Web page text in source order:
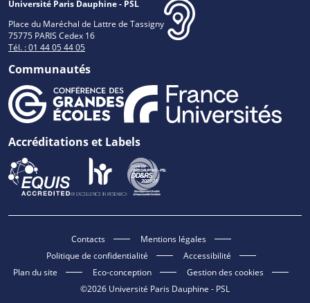
Université Paris Dauphine - PSL
Place du Maréchal de Lattre de Tassigny
75775 PARIS Cedex 16
Tél. : 01 44 05 44 05
Communautés
Accréditations et Labels
Contacts
Mentions légales
Politique de confidentialité
Accessibilité
Plan du site
Eco-conception
Gestion des cookies
©2026 Université Paris Dauphine - PSL